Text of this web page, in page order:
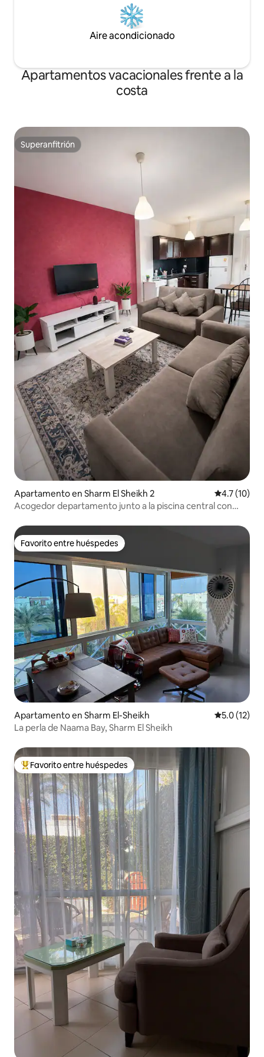
Aire acondicionado
Apartamentos vacacionales frente a la
costa
Superanfitrión
Superanfitrión
Apartamento en Sharm El Sheikh 2 Calificación
4.7 (10)
Acogedor departamento junto a la piscina central con
Favorito entre huéspedes
Favorito entre huéspedes
Apartamento en Sharm El-Sheikh Calificación
5.0 (12)
La perla de Naama Bay, Sharm El Sheikh
Favorito entre huéspedes preferido
Favorito entre huéspedes